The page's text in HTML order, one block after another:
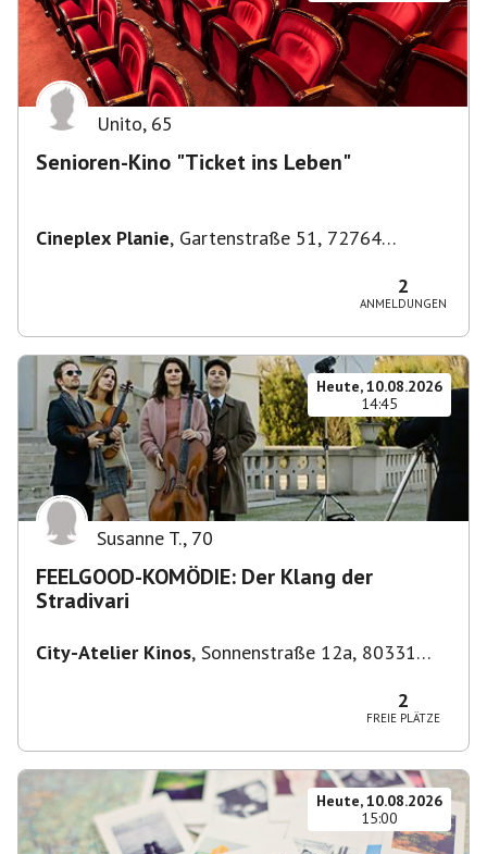
Unito, 65
Senioren-Kino "Ticket ins Leben"
Cineplex Planie, Gartenstraße 51, 72764
2
ANMELDUNGEN
Heute, 10.08.2026
14:45
Susanne T., 70
FEELGOOD-KOMÖDIE: Der Klang der
Stradivari
City-Atelier Kinos, Sonnenstraße 12a, 80331
2
FREIE PLÄTZE
Heute, 10.08.2026
15:00